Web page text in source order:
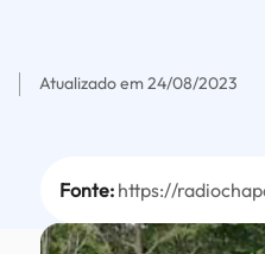
Atualizado em 24/08/2023
Fonte: https://